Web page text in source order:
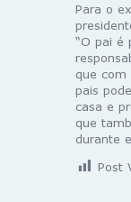
Para o
“O pai é
que com
pais
casa e
que
durante
Post